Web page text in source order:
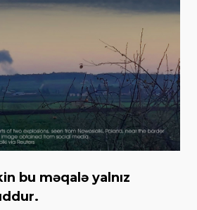
bu məqalə yalnız